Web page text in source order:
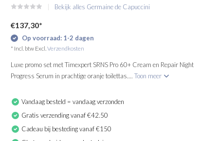
Bekijk alles Germaine de Capuccini
€137,30*
Op voorraad: 1-2 dagen
* Incl. btw Excl.Verzendkosten
Luxe promo set met Timexpert SRNS Pro 60+ Cream en Repair Night
Progress Serum in prachtige oranje toilettas....Toon meer
Vandaag besteld = vandaag verzonden
Gratis verzending vanaf €42.50
Cadeau bij besteding vanaf €150